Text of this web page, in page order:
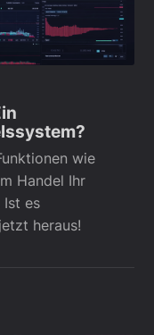
wie
Handel Ihr
Ist es
heraus!